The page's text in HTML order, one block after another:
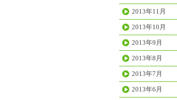
2013年11月
2013年10月
2013年9月
2013年8月
2013年7月
2013年6月